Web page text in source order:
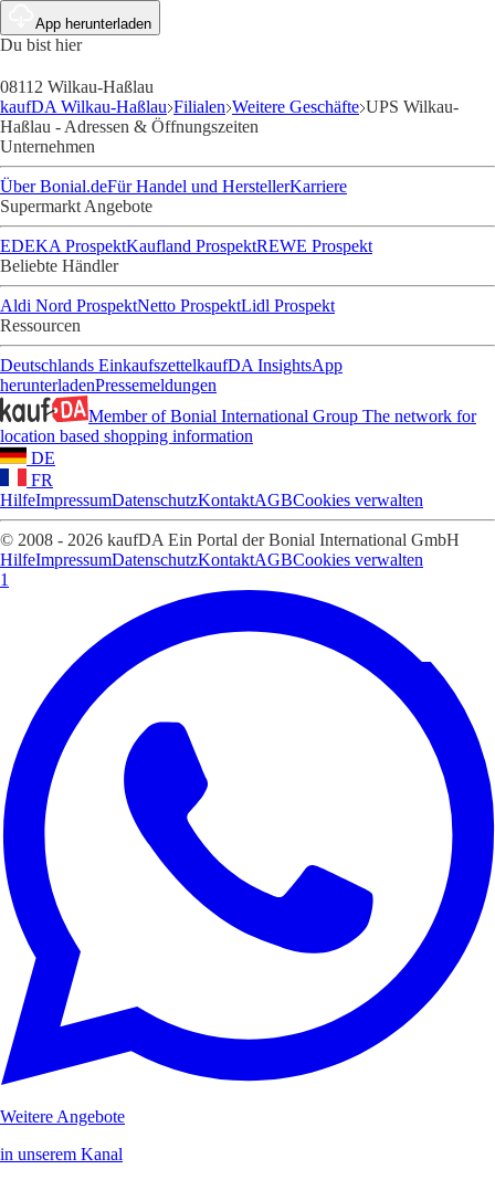
App herunterladen
Du bist hier
08112 Wilkau-Haßlau
kaufDA Wilkau-Haßlau Filialen Weitere Geschäfte UPS Wilkau-
Haßlau - Adressen & Öffnungszeiten
Unternehmen
Über Bonial.deFür Handel und HerstellerKarriere
Supermarkt Angebote
EDEKA ProspektKaufland ProspektREWE Prospekt
Beliebte Händler
Aldi Nord ProspektNetto ProspektLidl Prospekt
Ressourcen
Deutschlands EinkaufszettelkaufDA InsightsApp
herunterladenPressemeldungen
Member of Bonial International Group The network for
location based shopping information
DE
FR
HilfeImpressumDatenschutzKontaktAGBCookies verwalten
© 2008 - 2026 kaufDA Ein Portal der Bonial International GmbH
HilfeImpressumDatenschutzKontaktAGBCookies verwalten
1
Weitere Angebote
in unserem Kanal